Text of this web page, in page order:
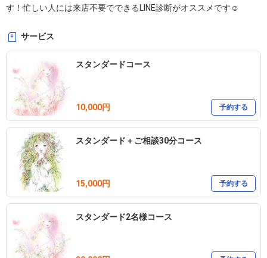
す！忙しい人には来店不要でできるLINE診断がオススメです☺
サービス
スタンダードコース
10,000円 予約する
スタンダード＋ご相談30分コース
15,000円 予約する
スタンダード2名様コース